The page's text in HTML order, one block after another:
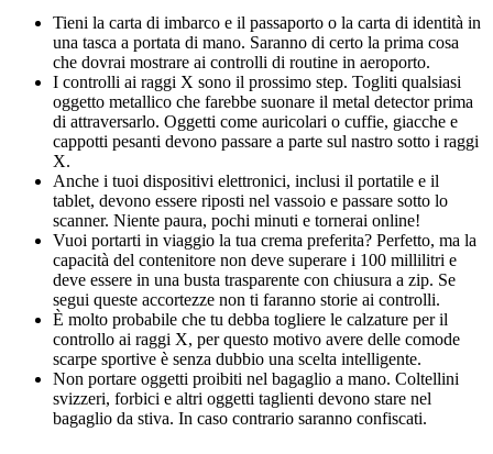
Tieni la carta di imbarco e il passaporto o la carta di identità in
una tasca a portata di mano. Saranno di certo la prima cosa
che dovrai mostrare ai controlli di routine in aeroporto.
I controlli ai raggi X sono il prossimo step. Togliti qualsiasi
oggetto metallico che farebbe suonare il metal detector prima
di attraversarlo. Oggetti come auricolari o cuffie, giacche e
cappotti pesanti devono passare a parte sul nastro sotto i raggi
X.
Anche i tuoi dispositivi elettronici, inclusi il portatile e il
tablet, devono essere riposti nel vassoio e passare sotto lo
scanner. Niente paura, pochi minuti e tornerai online!
Vuoi portarti in viaggio la tua crema preferita? Perfetto, ma la
capacità del contenitore non deve superare i 100 millilitri e
deve essere in una busta trasparente con chiusura a zip. Se
segui queste accortezze non ti faranno storie ai controlli.
È molto probabile che tu debba togliere le calzature per il
controllo ai raggi X, per questo motivo avere delle comode
scarpe sportive è senza dubbio una scelta intelligente.
Non portare oggetti proibiti nel bagaglio a mano. Coltellini
svizzeri, forbici e altri oggetti taglienti devono stare nel
bagaglio da stiva. In caso contrario saranno confiscati.